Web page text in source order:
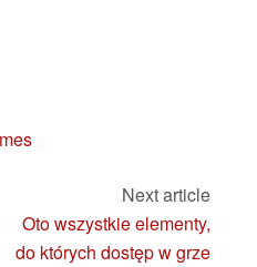
Next article
Oto wszystkie elementy,
do których dostęp w grze